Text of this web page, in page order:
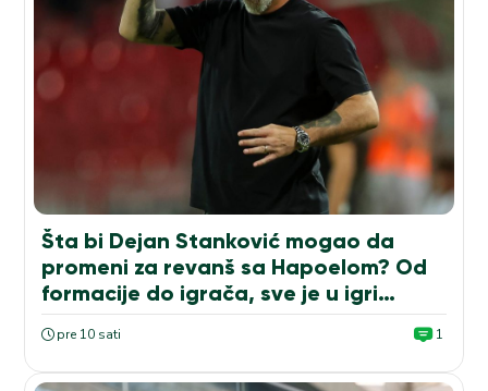
Šta bi Dejan Stanković mogao da
promeni za revanš sa Hapoelom? Od
formacije do igrača, sve je u igri…
pre 10 sati 1